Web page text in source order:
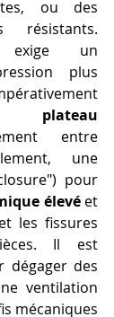
ou des
résistants.
exige un
plus
plateau
entre
pour
élevé et
les fissures
Il est
dégager des
ventilation
mécaniques